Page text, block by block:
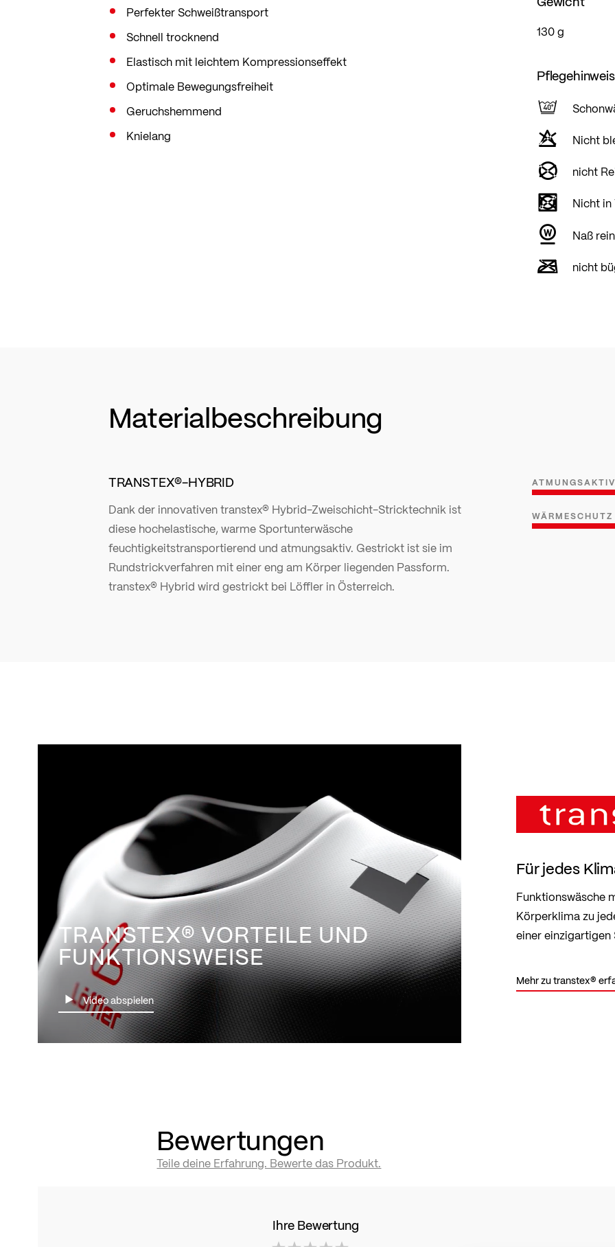
Perfekter Schweißtransport
Schnell trocknend
Elastisch mit leichtem Kompressionseffekt
Optimale Bewegungsfreiheit
Geruchshemmend
Knielang
130 g
Nicht
nicht
Nicht
Naß
nicht
Materialbeschreibung
TRANSTEX®-HYBRID
Dank der innovativen transtex® Hybrid-Zweischicht-Stricktechnik ist
diese hochelastische, warme Sportunterwäsche
feuchtigkeitstransportierend und atmungsaktiv. Gestrickt ist sie im
Rundstrickverfahren mit einer eng am Körper liegenden Passform.
transtex® Hybrid wird gestrickt bei Löffler in Österreich.
ATMUNGSAKTIV
WÄRMESCHUTZ
TRANSTEX® VORTEILE UND
FUNKTIONSWEISE
Video abspielen
Für jedes
Funktionswäsche
Körperklima zu
einer
Mehr zu transtex®
Bewertungen
Teile deine Erfahrung. Bewerte das Produkt.
Ihre Bewertung